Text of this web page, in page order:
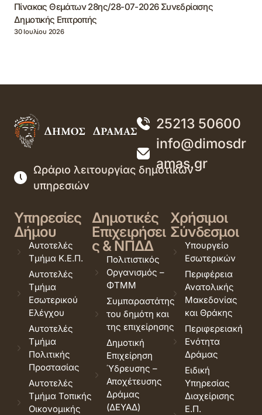
Πίνακας Θεμάτων 28ης/28-07-2026 Συνεδρίασης
Δημοτικής Επιτροπής
30 Ιουλίου 2026
25213 50600
info@dimosdr
amas.gr
Ωράριο λειτουργίας δημοτικών
υπηρεσιών
Υπηρεσίες
Δήμου
Αυτοτελές
Τμήμα Κ.Ε.Π.
Αυτοτελές
Τμήμα
Εσωτερικού
Ελέγχου
Αυτοτελές
Τμήμα
Πολιτικής
Προστασίας
Αυτοτελές
Τμήμα Τοπικής
Οικονομικής
Δημοτικές
Επιχειρήσει
ς & ΝΠΔΔ
Πολιτιστικός
Οργανισμός –
ΦΤΜΜ
Συμπαραστάτης
του δημότη και
της επιχείρησης
Δημοτική
Επιχείρηση
Ύδρευσης –
Αποχέτευσης
Δράμας
(ΔΕΥΑΔ)
Χρήσιμοι
Σύνδεσμοι
Υπουργείο
Εσωτερικών
Περιφέρεια
Ανατολικής
Μακεδονίας
και Θράκης
Περιφερειακή
Ενότητα
Δράμας
Ειδική
Υπηρεσίας
Διαχείρισης
Ε.Π.